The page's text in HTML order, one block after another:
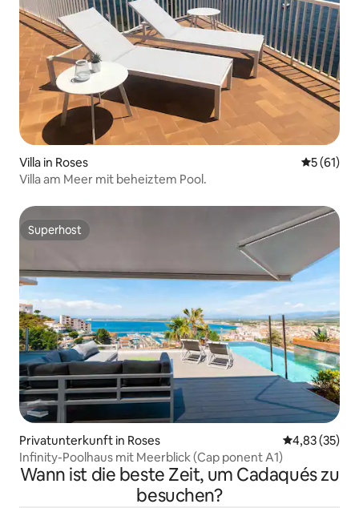
Villa in Roses
5 (61)
Villa am Meer mit beheiztem Pool.
Superhost
Superhost
Privatunterkunft in Roses
4,83 (35)
Infinity-Poolhaus mit Meerblick (Cap ponent A1)
Wann ist die beste Zeit, um Cadaqués zu
besuchen?